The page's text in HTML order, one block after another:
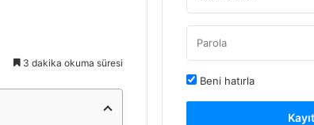
3 dakika okuma süresi
Beni hatırla